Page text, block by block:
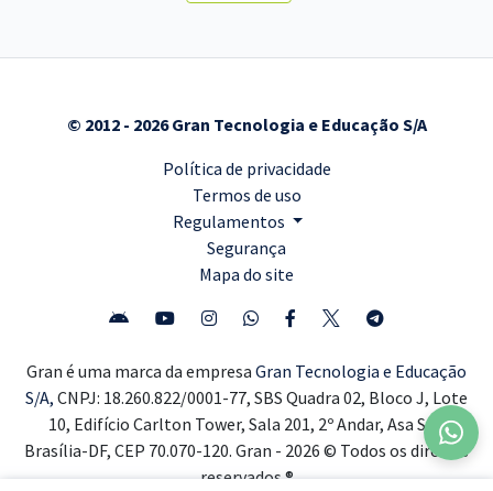
© 2012 - 2026 Gran Tecnologia e Educação S/A
Política de privacidade
Termos de uso
Regulamentos
Segurança
Mapa do site
Gran é uma marca da empresa Gran Tecnologia e Educação
S/A, CNPJ: 18.260.822/0001-77, SBS Quadra 02, Bloco J, Lote
10, Edifício Carlton Tower, Sala 201, 2º Andar, Asa Sul,
Brasília-DF, CEP 70.070-120. Gran - 2026 © Todos os direitos
reservados ®